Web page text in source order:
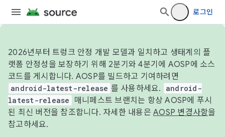
로그인
2026년부터 트렁크 안정 개발 모델과 일치하고 생태계의 플
랫폼 안정성을 보장하기 위해 2분기와 4분기에 AOSP에 소스
코드를 게시합니다. AOSP를 빌드하고 기여하려면
android-latest-release 를 사용하세요.
android-
latest-release
매니페스트 브랜치는 항상 AOSP에 푸시
된 최신 버전을 참조합니다. 자세한 내용은 AOSP 변경사항을
참고하세요.